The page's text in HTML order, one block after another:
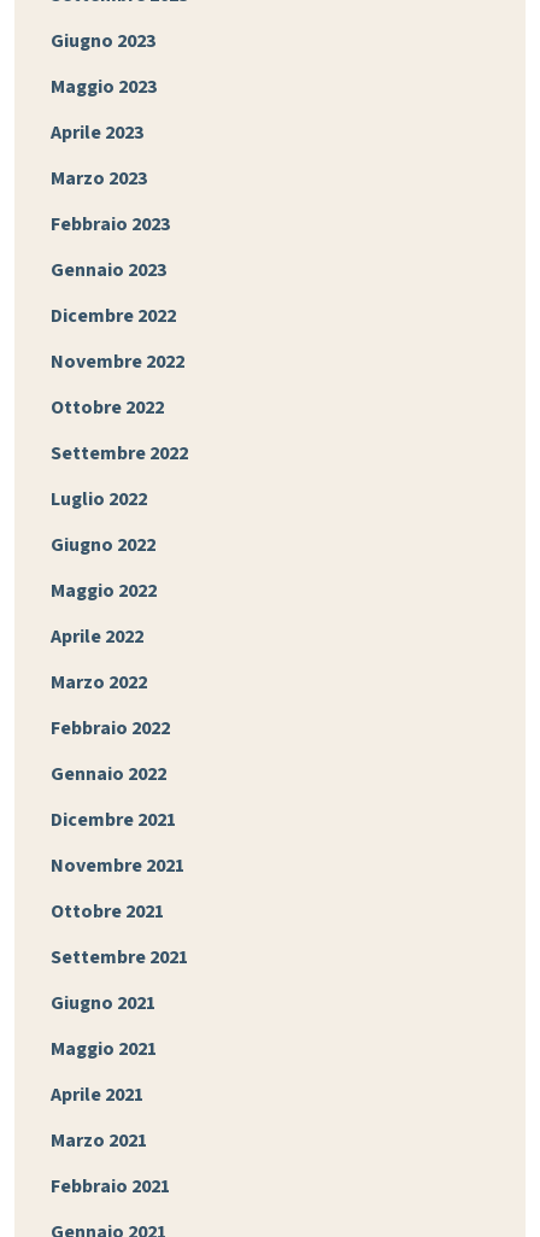
Giugno 2023
Maggio 2023
Aprile 2023
Marzo 2023
Febbraio 2023
Gennaio 2023
Dicembre 2022
Novembre 2022
Ottobre 2022
Settembre 2022
Luglio 2022
Giugno 2022
Maggio 2022
Aprile 2022
Marzo 2022
Febbraio 2022
Gennaio 2022
Dicembre 2021
Novembre 2021
Ottobre 2021
Settembre 2021
Giugno 2021
Maggio 2021
Aprile 2021
Marzo 2021
Febbraio 2021